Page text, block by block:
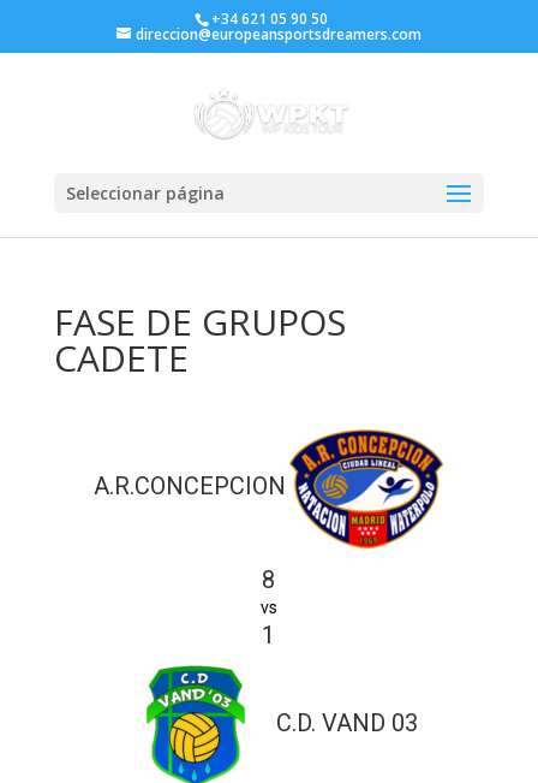
+34 621 05 90 50
direccion@europeansportsdreamers.com
Seleccionar página
FASE DE GRUPOS
CADETE
A.R.CONCEPCION
8
vs
1
C.D. VAND 03